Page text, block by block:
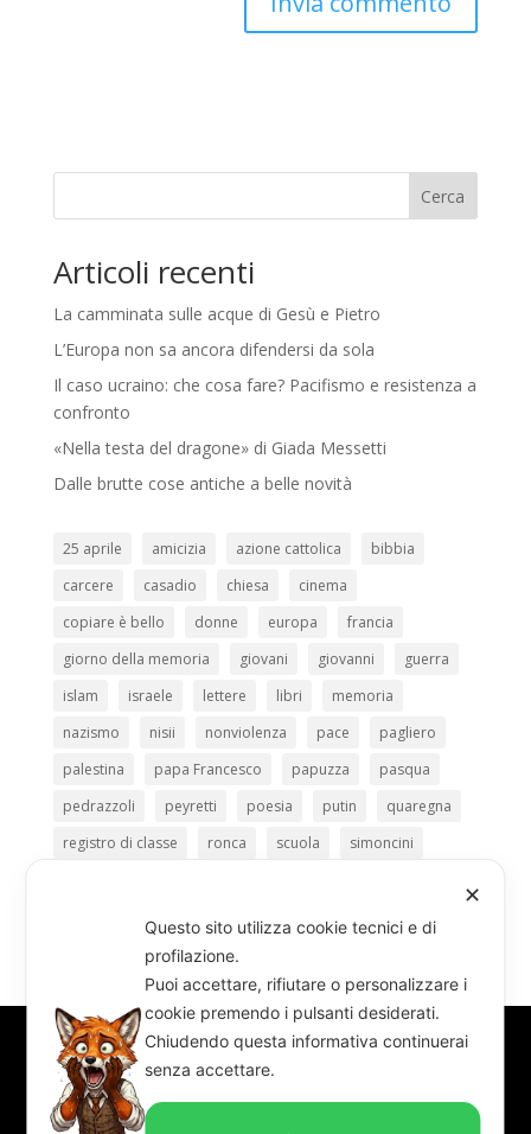
Cerca
Articoli recenti
La camminata sulle acque di Gesù e Pietro
L’Europa non sa ancora difendersi da sola
Il caso ucraino: che cosa fare? Pacifismo e resistenza a
confronto
«Nella testa del dragone» di Giada Messetti
Dalle brutte cose antiche a belle novità
25 aprile amicizia azione cattolica
bibbia
carcere
casadio chiesa
cinema
copiare è bello
donne europa
francia
giorno della memoria
giovani giovanni
guerra
islam
israele lettere libri
memoria
nazismo
nisii nonviolenza pace
pagliero
palestina
papa Francesco papuzza
pasqua
pedrazzoli
peyretti poesia putin
quaregna
registro di classe
ronca scuola
simoncini
vangelo
Redazione “il foglio” – c/o Coordinamento
Comitati Quartiere – 10128 Torino, via Assietta
✕
Questo sito utilizza cookie tecnici e di
profilazione.
Puoi accettare, rifiutare o personalizzare i
cookie premendo i pulsanti desiderati.
Chiudendo questa informativa continuerai
senza accettare.